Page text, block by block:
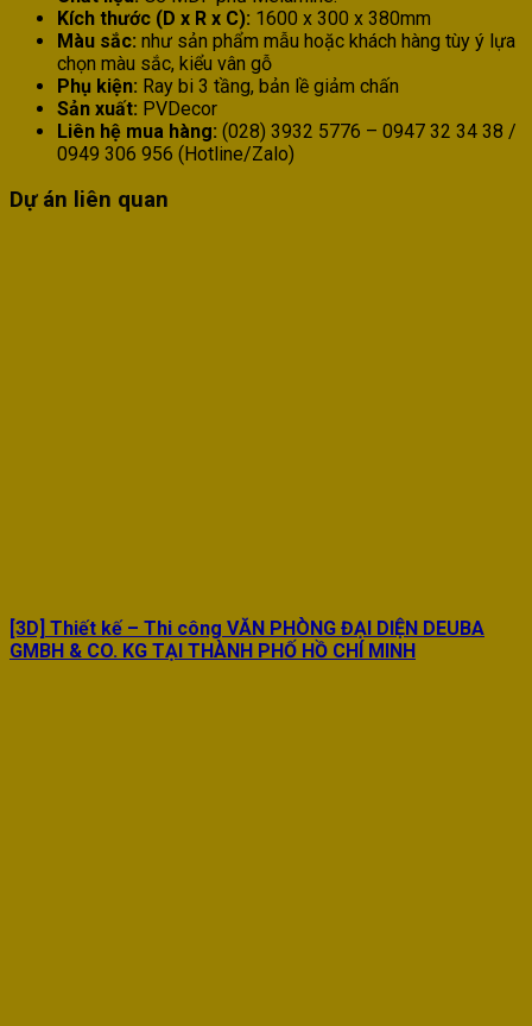
Kích thước (D x R x C): 1600 x 300 x 380mm
Màu sắc: như sản phẩm mẫu hoặc khách hàng tùy ý lựa
chọn màu sắc, kiểu vân gỗ
Phụ kiện: Ray bi 3 tầng, bản lề giảm chấn
Sản xuất: PVDecor
Liên hệ mua hàng: (028) 3932 5776 – 0947 32 34 38 /
0949 306 956 (Hotline/Zalo)
Dự án liên quan
[3D] Thiết kế – Thi công VĂN PHÒNG ĐẠI DIỆN DEUBA
GMBH & CO. KG TẠI THÀNH PHỐ HỒ CHÍ MINH